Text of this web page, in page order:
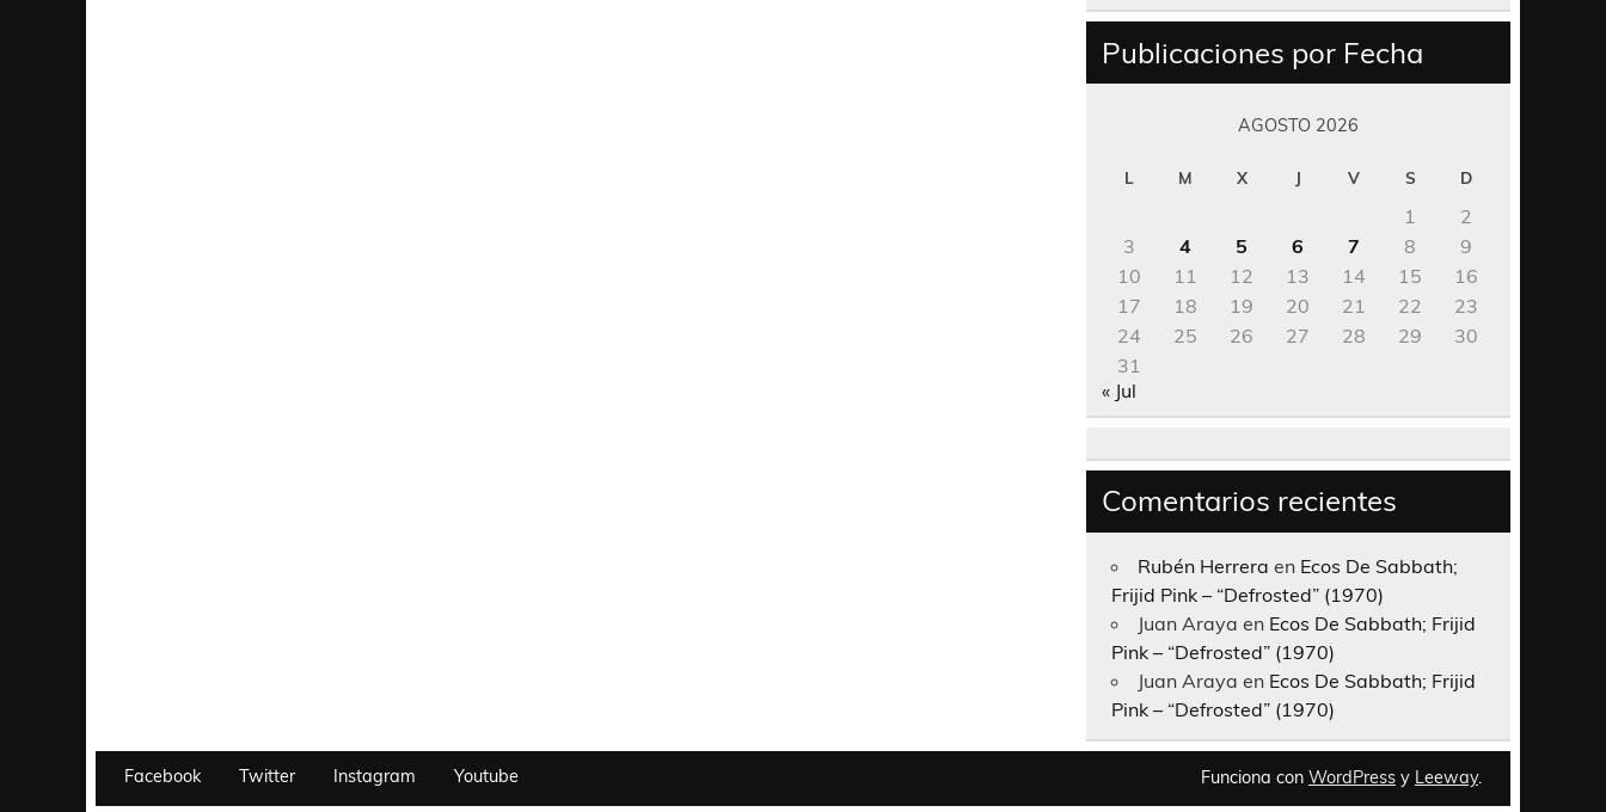
Publicaciones por Fecha
AGOSTO 2026
L M X J V S D
1
2
3
4 5 6 7 8
9
10
11 12 13 14 15
16
17
18 19 20 21 22
23
24
25 26 27 28 29
30
31
« Jul
Comentarios recientes
Rubén Herrera en Ecos De Sabbath;
Frijid Pink – “Defrosted” (1970)
Juan Araya en Ecos De Sabbath; Frijid
Pink – “Defrosted” (1970)
Juan Araya en Ecos De Sabbath; Frijid
Pink – “Defrosted” (1970)
Facebook Twitter Instagram Youtube Funciona con WordPress y Leeway.